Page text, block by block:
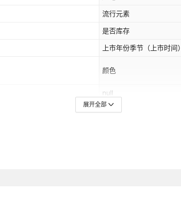
流行元素
是否库存
上市年份季节（上市时间）
颜色
null
展开全部